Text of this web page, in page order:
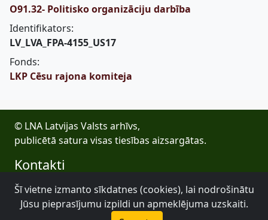
O91.32- Politisko organizāciju darbība
Identifikators:
LV_LVA_FPA-4155_US17
Fonds:
LKP Cēsu rajona komiteja
© LNA Latvijas Valsts arhīvs,
publicētā satura visas tiesības aizsargātas.
Kontakti
E-pasts: lva@arhivi.gov.lv
Tālrunis: +371 20027447
Bezdelīgu 1A, Rīga
Šī vietne izmanto sīkdatnes (cookies), lai nodrošinātu
Jūsu pieprasījumu izpildi un apmeklējuma uzskaiti.